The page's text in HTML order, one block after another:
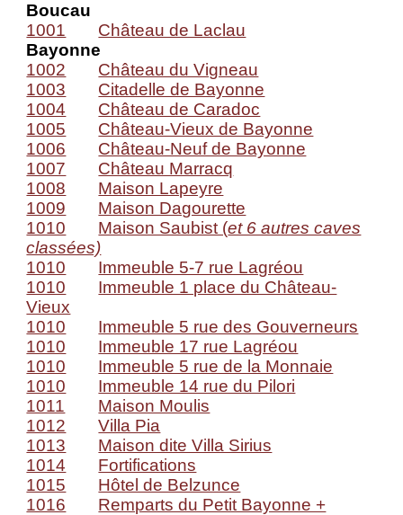
Boucau
1001
Château de Laclau
Bayonne
1002
Château du Vigneau
1003
Citadelle de Bayonne
1004
Château de Caradoc
1005
Château-Vieux de Bayonne
1006
Château-Neuf de Bayonne
1007
Château Marracq
1008
Maison Lapeyre
1009
Maison Dagourette
1010
Maison Saubist (et 6 autres caves
classées)
1010
Immeuble 5-7 rue Lagréou
1010
Immeuble 1 place du Château-
Vieux
1010
Immeuble 5 rue des Gouverneurs
1010
Immeuble 17 rue Lagréou
1010
Immeuble 5 rue de la Monnaie
1010
Immeuble 14 rue du Pilori
1011
Maison Moulis
1012
Villa Pia
1013
Maison dite Villa Sirius
1014
Fortifications
1015
Hôtel de Belzunce
1016
Remparts du Petit Bayonne +